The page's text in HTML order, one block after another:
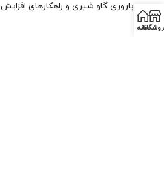
باروری گاو شیری و راهکارهای
خانه